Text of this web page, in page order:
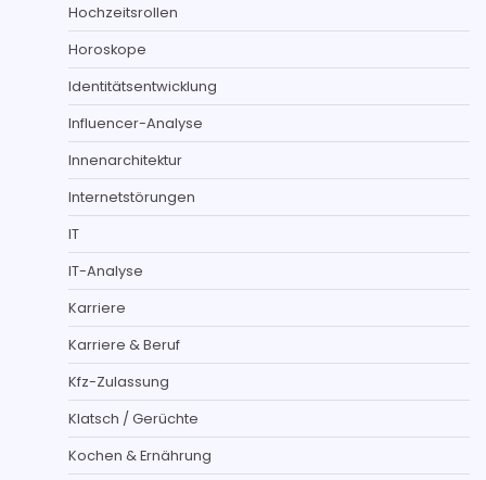
Hochzeitsrollen
Horoskope
Identitätsentwicklung
Influencer-Analyse
Innenarchitektur
Internetstörungen
IT
IT-Analyse
Karriere
Karriere & Beruf
Kfz-Zulassung
Klatsch / Gerüchte
Kochen & Ernährung